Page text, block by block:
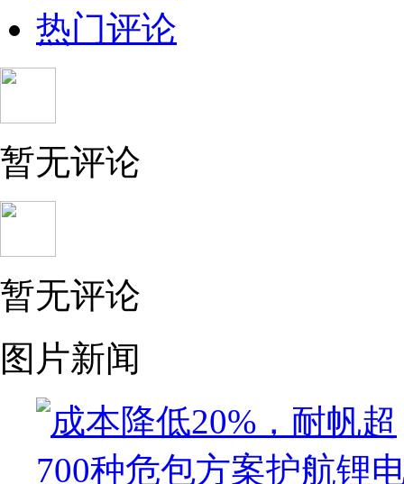
热门评论
暂无评论
暂无评论
图片新闻